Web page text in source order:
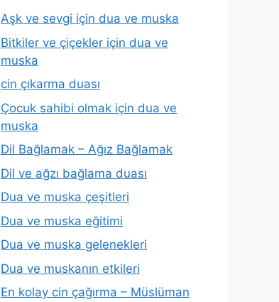
Aşk ve sevgi için dua ve muska
Bitkiler ve çiçekler için dua ve
muska
cin çıkarma duası
Çocuk sahibi olmak için dua ve
muska
Dil Bağlamak – Ağız Bağlamak
Dil ve ağzı bağlama duası
Dua ve muska çeşitleri
Dua ve muska eğitimi
Dua ve muska gelenekleri
Dua ve muskanın etkileri
En kolay cin çağırma – Müslüman